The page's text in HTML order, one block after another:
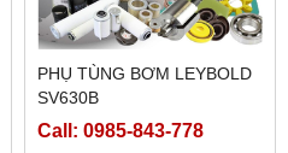
PHỤ TÙNG BƠM LEYBOLD
SV630B
Call: 0985-843-778